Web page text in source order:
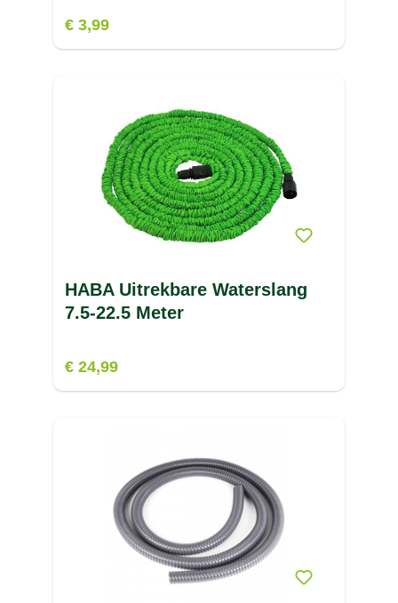
€ 3,99
HABA Uitrekbare Waterslang
7.5-22.5 Meter
€ 24,99